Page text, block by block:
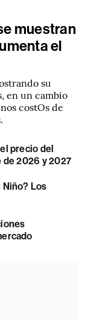
muestran
el
su
en un cambio
costOs de
precio del
de 2026 y 2027
Los